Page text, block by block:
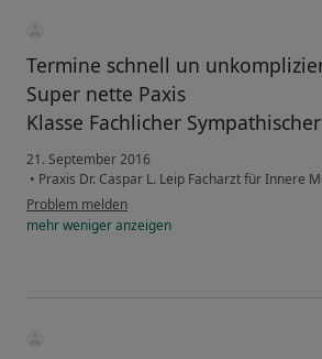
Termine schnell un
Super nette Paxis
Klasse Fachlicher
21. September 2016
• Praxis Dr. Caspar L. Leip Facharzt für Innere
Problem melden
mehrwenigeranzeigen